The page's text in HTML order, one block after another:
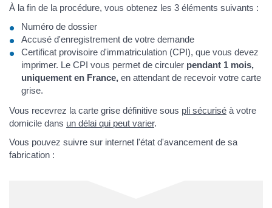
À la fin de la procédure, vous obtenez les 3 éléments suivants :
Numéro de dossier
Accusé d'enregistrement de votre demande
Certificat provisoire d'immatriculation (CPI), que vous devez
imprimer. Le CPI vous permet de circuler pendant 1 mois,
uniquement en France, en attendant de recevoir votre carte
grise.
Vous recevrez la carte grise définitive sous pli sécurisé à votre
domicile dans un délai qui peut varier.
Vous pouvez suivre sur internet l'état d'avancement de sa
fabrication :